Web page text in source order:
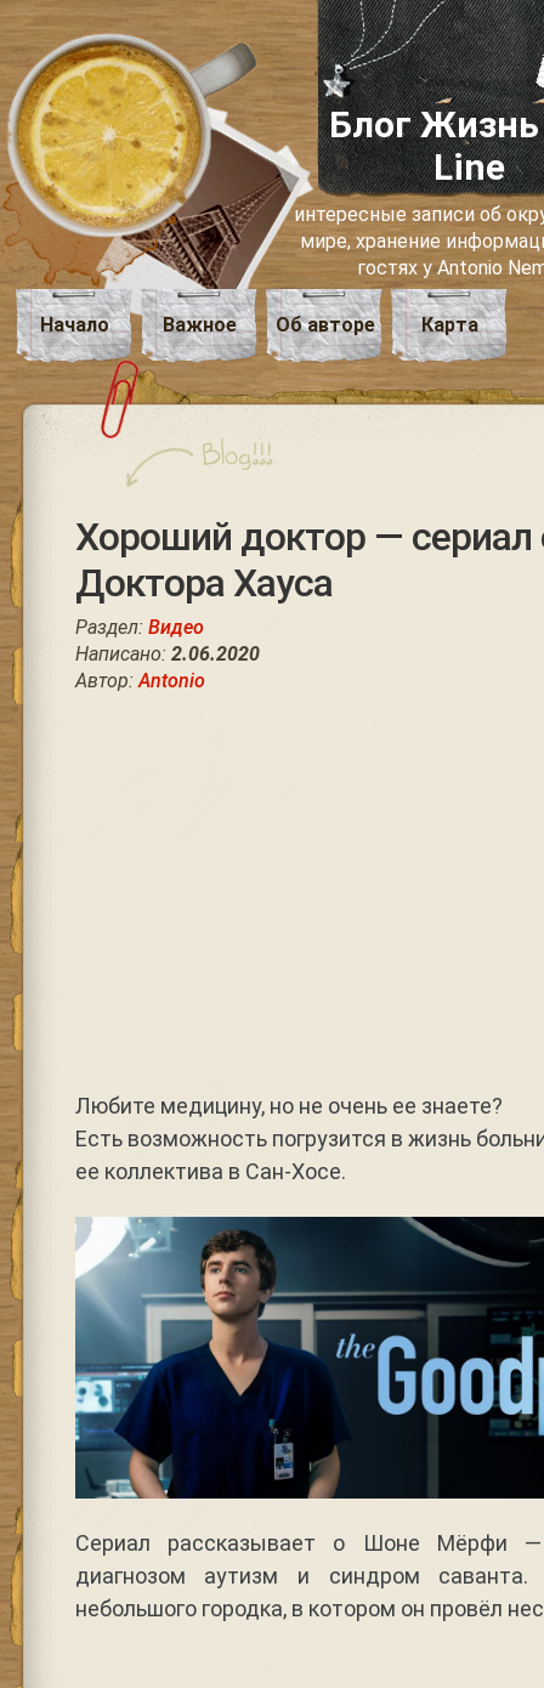
Блог Жизнь
Line
интересные записи об
мире, хранение
гостях у Antonio
Начало Важное Об авторе Карта
Хороший доктор — сериал
Доктора Хауса
Раздел: Видео
Написано: 2.06.2020
Автор:Antonio
Любите медицину, но не очень ее знаете?
Есть возможность погрузится в жизнь
ее коллектива в Сан-Хосе.
Сериал рассказывает о Шоне Мёрфи
диагнозом аутизм и синдром
небольшого городка, в котором он провёл